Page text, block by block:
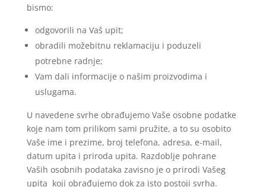
bismo:
odgovorili na Vaš upit;
obradili možebitnu reklamaciju i poduzeli
potrebne radnje;
Vam dali informacije o našim proizvodima i
uslugama.
U navedene svrhe obrađujemo Vaše osobne podatke
koje nam tom prilikom sami pružite, a to su osobito
Vaše ime i prezime, broj telefona, adresa, e-mail,
datum upita i priroda upita. Razdoblje pohrane
Vaših osobnih podataka zavisno je o prirodi Vašeg
upita koji obrađujemo dok za isto postoji svrha.